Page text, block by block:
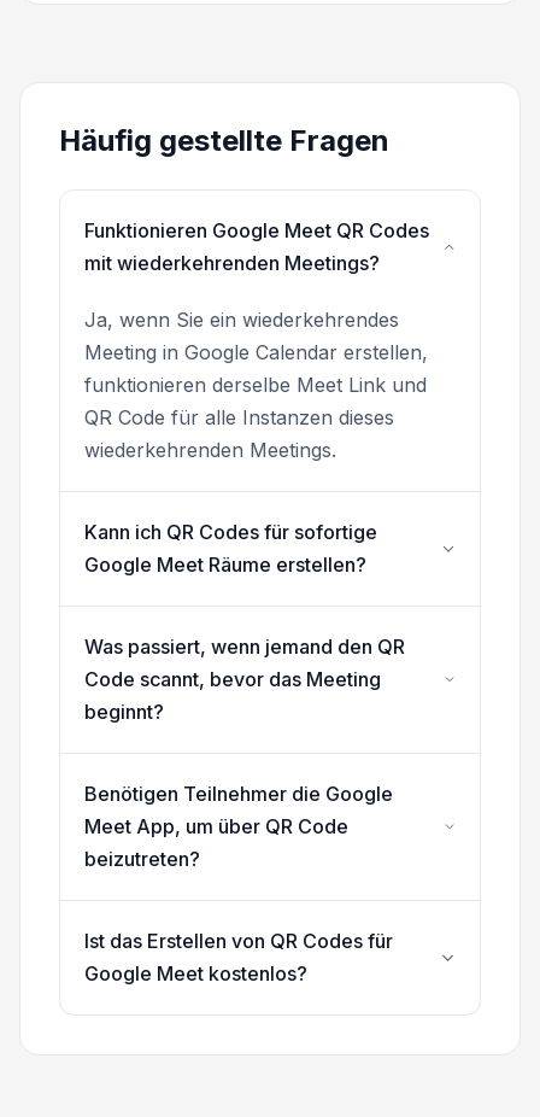
Häufig gestellte Fragen
Funktionieren Google Meet QR Codes
mit wiederkehrenden Meetings?
Ja, wenn Sie ein wiederkehrendes
Meeting in Google Calendar erstellen,
funktionieren derselbe Meet Link und
QR Code für alle Instanzen dieses
wiederkehrenden Meetings.
Kann ich QR Codes für sofortige
Google Meet Räume erstellen?
Was passiert, wenn jemand den QR
Code scannt, bevor das Meeting
beginnt?
Benötigen Teilnehmer die Google
Meet App, um über QR Code
beizutreten?
Ist das Erstellen von QR Codes für
Google Meet kostenlos?